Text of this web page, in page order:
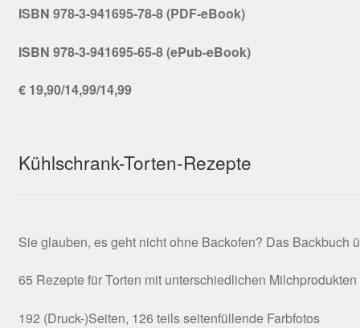
ISBN 978-3-941695-78-8 (PDF-eBook)
ISBN 978-3-941695-65-8 (ePub-eBook)
€ 19,90/14,99/14,99
Kühlschrank-Torten-Rezepte
Sie glauben, es geht nicht ohne Backofen? Das Backbuch
65 Rezepte für Torten mit unterschiedlichen
192 (Druck-)Seiten, 126 teils seitenfüllende Farbfotos